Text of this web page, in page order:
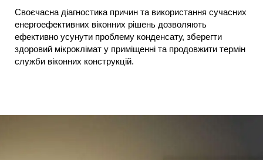
Своєчасна діагностика причин та використання сучасних
енергоефективних віконних рішень дозволяють
ефективно усунути проблему конденсату, зберегти
здоровий мікроклімат у приміщенні та продовжити термін
служби віконних конструкцій.